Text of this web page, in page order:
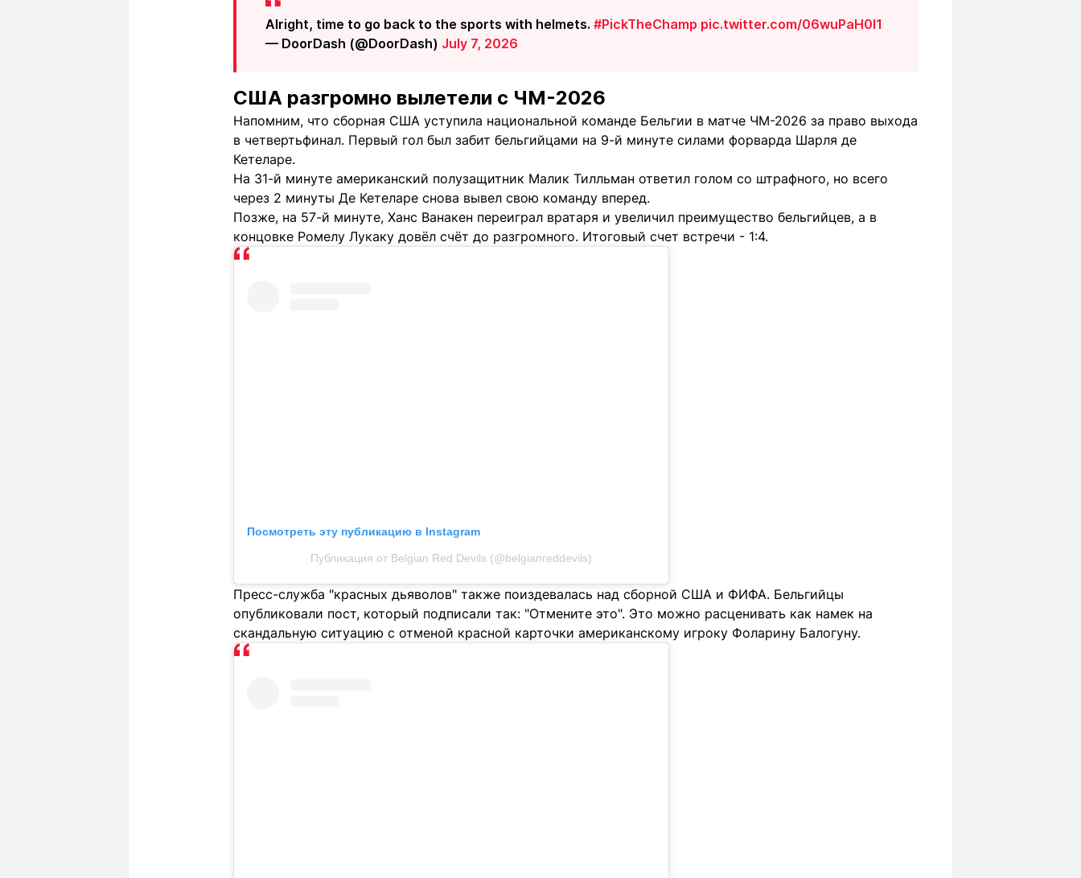
Alright, time to go back to the sports with helmets. #PickTheChamp pic.twitter.com/06wuPaH0I1
— DoorDash (@DoorDash) July 7, 2026
США разгромно вылетели с ЧМ-2026
Напомним, что сборная США уступила национальной команде Бельгии в матче ЧМ-2026 за право выхода
в четвертьфинал. Первый гол был забит бельгийцами на 9-й минуте силами форварда Шарля де
Кетеларе.
На 31-й минуте американский полузащитник Малик Тилльман ответил голом со штрафного, но всего
через 2 минуты Де Кетеларе снова вывел свою команду вперед.
Позже, на 57-й минуте, Ханс Ванакен переиграл вратаря и увеличил преимущество бельгийцев, а в
концовке Ромелу Лукаку довёл счёт до разгромного. Итоговый счет встречи - 1:4.
Посмотреть эту публикацию в Instagram
Публикация от Belgian Red Devils (@belgianreddevils)
Пресс-служба "красных дьяволов" также поиздевалась над сборной США и ФИФА. Бельгийцы
опубликовали пост, который подписали так: "Отмените это". Это можно расценивать как намек на
скандальную ситуацию с отменой красной карточки американскому игроку Фоларину Балогуну.